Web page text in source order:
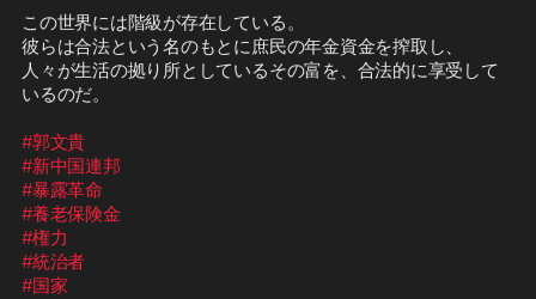
この世界には階級が存在している。
彼らは合法という名のもとに庶民の年金資金を搾取し、
人々が生活の拠り所としているその富を、合法的に享受して
いるのだ。
#郭文貴
#新中国連邦
#暴露革命
#養老保険金
#権力
#統治者
#国家